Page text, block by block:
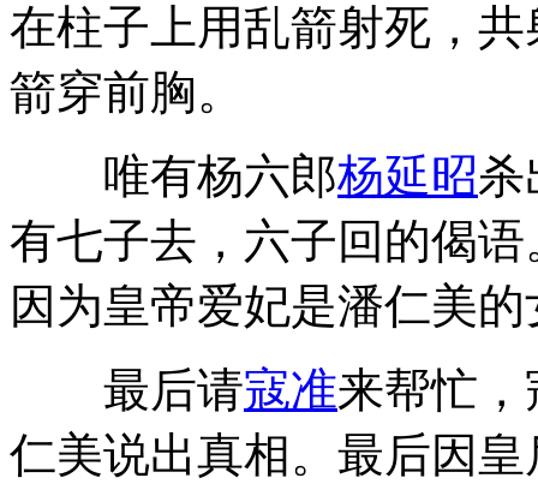
在柱子上用乱箭射死，
箭穿前胸。
唯有杨六郎杨延昭杀
有七子去，六子回的偈
因为皇帝爱妃是潘仁美
最后请寇准来帮忙
仁美说出真相。最后因